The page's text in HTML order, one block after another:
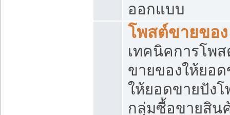
ออกแบบ
โพสต์ขายของ
เทคนิคการโพ
ขายของให้ยอ
ให้ยอดขายปัง
กลุ่มซื้อขายสิน